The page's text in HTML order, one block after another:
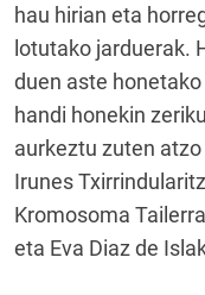
hau hirian eta
lotutako jarduerak.
duen aste
handi honekin
aurkeztu zuten
Irunes
Kromosoma
eta Eva Diaz de